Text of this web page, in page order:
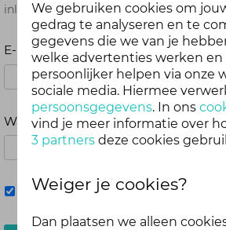
inloggen. Dus één account voor website,
E-mailadres
Wachtwoord
Mij onthouden
We gebruiken cookies om
gedrag te analyseren en te
gegevens die we van je
welke advertenties werken
persoonlijker helpen via onze
sociale media. Hiermee
persoonsgegevens. In ons
vind je meer informatie over
3 partners deze cookies
Weiger je cookies?
Dan plaatsen we alleen